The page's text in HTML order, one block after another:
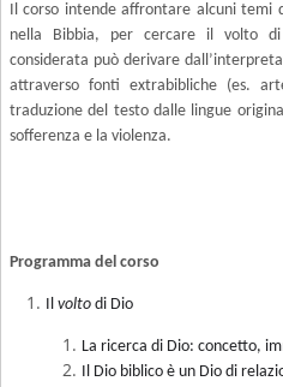
Il corso intende affrontare alcuni temi
nella Bibbia, per cercare il volto
considerata può derivare
attraverso fonti extrabibliche (es.
traduzione del testo dalle lingue
sofferenza e la violenza.
Programma del corso
Il volto di Dio
La ricerca di Dio: concetto,
Il Dio biblico è un Dio di